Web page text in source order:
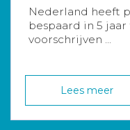
Nederland heeft
bespaard in 5
voorschrijven ...
Lees meer